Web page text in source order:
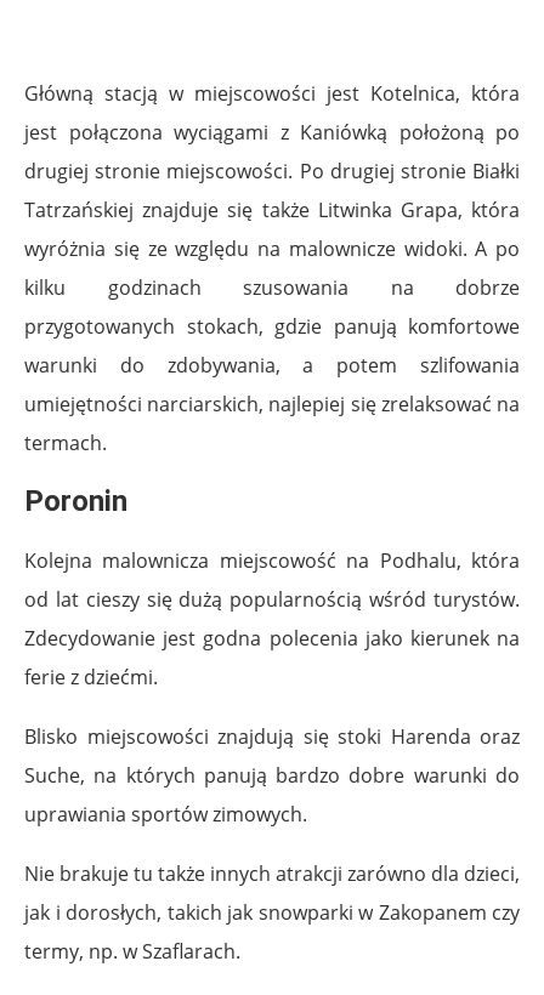
Główną stacją w miejscowości jest Kotelnica, która
jest połączona wyciągami z Kaniówką położoną po
drugiej stronie miejscowości. Po drugiej stronie Białki
Tatrzańskiej znajduje się także Litwinka Grapa, która
wyróżnia się ze względu na malownicze widoki. A po
kilku godzinach szusowania na dobrze
przygotowanych stokach, gdzie panują komfortowe
warunki do zdobywania, a potem szlifowania
umiejętności narciarskich, najlepiej się zrelaksować na
termach.
Poronin
Kolejna malownicza miejscowość na Podhalu, która
od lat cieszy się dużą popularnością wśród turystów.
Zdecydowanie jest godna polecenia jako kierunek na
ferie z dziećmi.
Blisko miejscowości znajdują się stoki Harenda oraz
Suche, na których panują bardzo dobre warunki do
uprawiania sportów zimowych.
Nie brakuje tu także innych atrakcji zarówno dla dzieci,
jak i dorosłych, takich jak snowparki w Zakopanem czy
termy, np. w Szaflarach.